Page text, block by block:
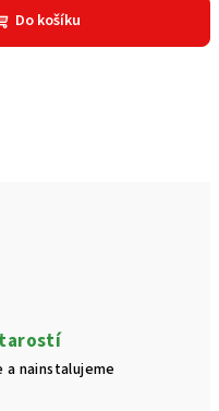
Do košíku
nainstalujeme